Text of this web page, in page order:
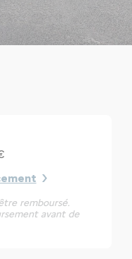
remboursé.
avant de